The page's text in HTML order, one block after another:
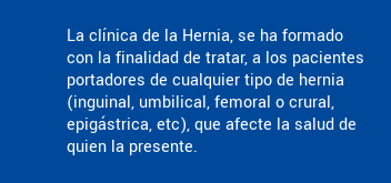
La clínica de la Hernia, se ha formado
con la finalidad de tratar, a los pacientes
portadores de cualquier tipo de hernia
(inguinal, umbilical, femoral o crural,
epigástrica, etc), que afecte la salud de
quien la presente.